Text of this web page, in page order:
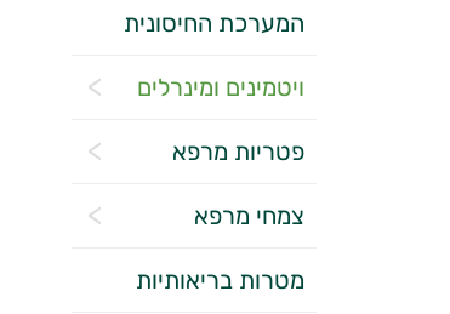
המערכת החיסונית
ויטמינים ומינרלים
פטריות מרפא
צמחי מרפא
מטרות בריאותיות